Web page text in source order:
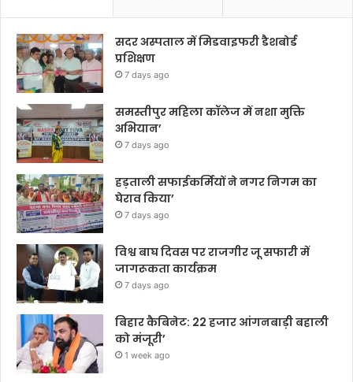
सदर अस्पताल में मिडवाइफरी डैशबोर्ड
प्रशिक्षण
7 days ago
समस्तीपुर महिला कॉलेज में नशा मुक्ति
अभियान’
7 days ago
हड़ताली सफाईकर्मियों ने नगर निगम का
घेराव किया’
7 days ago
विश्व बाघ दिवस पर राजगीर जू सफारी में
जागरूकता कार्यक्रम
7 days ago
बिहार कैबिनेट: 22 हजार आंगनबाड़ी बहाली
को मंजूरी’
1 week ago